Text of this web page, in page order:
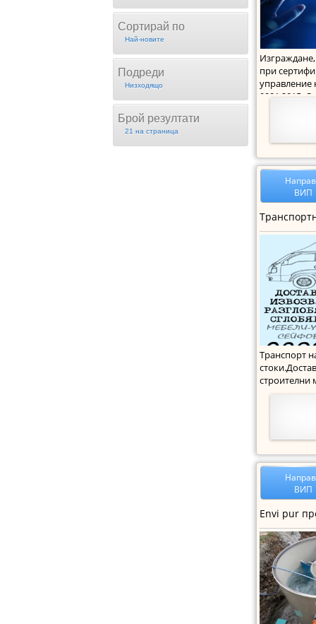
Сортирай по
Най-новите
Подреди
Низходящо
Брой резултати
21 на страница
при
управление
9001:2015,
ВИП
Транспорт
строителни
ВИП